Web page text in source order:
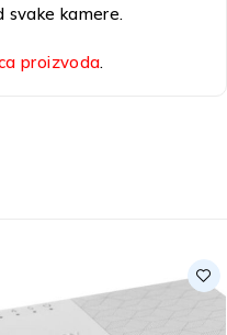
svake kamere.
proizvoda.